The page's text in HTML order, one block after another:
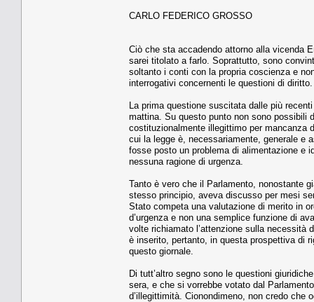
CARLO FEDERICO GROSSO
Ciò che sta accadendo attorno alla vicenda
sarei titolato a farlo. Soprattutto, sono
soltanto i conti con la propria coscienza e
interrogativi concernenti le questioni di diritto.
La prima questione suscitata dalle più
mattina. Su questo punto non sono possibili
costituzionalmente illegittimo per mancanza
cui la legge è, necessariamente, generale e
fosse posto un problema di alimentazione e
nessuna ragione di urgenza.
Tanto è vero che il Parlamento, nonostante
stesso principio, aveva discusso per mesi
Stato competa una valutazione di merito in
d’urgenza e non una semplice funzione di
volte richiamato l’attenzione sulla
è inserito, pertanto, in questa prospettiva di
questo giornale.
Di tutt’altro segno sono le questioni
sera, e che si vorrebbe votato dal
d’illegittimità. Cionondimeno, non credo che